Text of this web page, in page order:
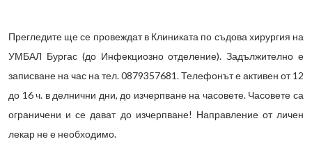
Прегледите ще се провеждат в Клиниката по съдова хирургия на
УМБАЛ Бургас (до Инфекциозно отделение). Задължително е
записване на час на тел. 0879357681. Телефонът е активен от 12
до 16 ч. в делнични дни, до изчерпване на часовете. Часовете са
ограничени и се дават до изчерпване! Направление от личен
лекар не е необходимо.